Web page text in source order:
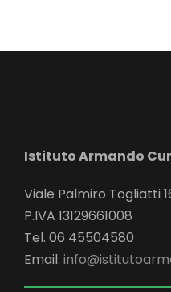
Istituto Armando
Viale Palmiro Togliatti
P.IVA 13129661008
Tel. 06 45504580
Email: